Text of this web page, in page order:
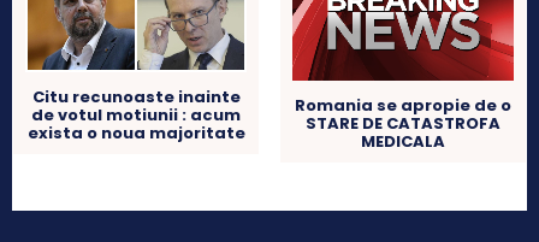
Citu recunoaste inainte
de votul motiunii : acum
exista o noua majoritate
Romania se apropie de o
STARE DE CATASTROFA
MEDICALA